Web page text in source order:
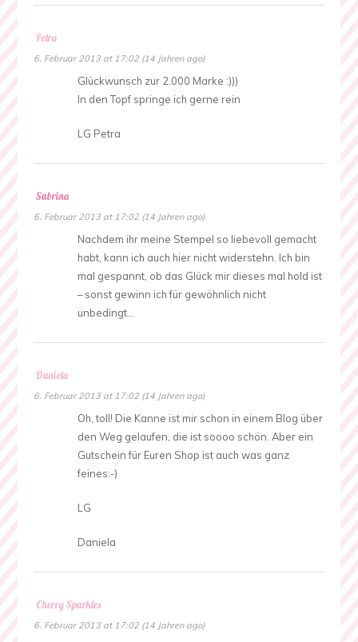
Petra
6. Februar 2013 at 17:02 (14 Jahren ago)
Glückwunsch zur 2.000 Marke :)))
In den Topf springe ich gerne rein
LG Petra
Sabrina
6. Februar 2013 at 17:02 (14 Jahren ago)
Nachdem ihr meine Stempel so liebevoll gemacht
habt, kann ich auch hier nicht widerstehn. Ich bin
mal gespannt, ob das Glück mir dieses mal hold ist
– sonst gewinn ich für gewöhnlich nicht
unbedingt…
Daniela
6. Februar 2013 at 17:02 (14 Jahren ago)
Oh, toll! Die Kanne ist mir schon in einem Blog über
den Weg gelaufen, die ist soooo schön. Aber ein
Gutschein für Euren Shop ist auch was ganz
feines:-)
LG
Daniela
Cherry Sparkles
6. Februar 2013 at 17:02 (14 Jahren ago)